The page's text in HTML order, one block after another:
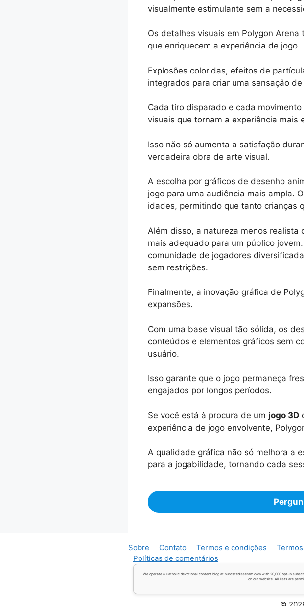
visualmente estimulante sem a
Os detalhes visuais em Polygon
que enriquecem a experiência de jogo.
Explosões coloridas, efeitos de
integrados para criar uma sensação
Cada tiro disparado e cada
visuais que tornam a experiência mais
Isso não só aumenta a satisfação
verdadeira obra de arte visual.
A escolha por gráficos de desenho
jogo para uma audiência mais ampla.
idades, permitindo que tanto crianças
Além disso, a natureza menos
mais adequado para um público
comunidade de jogadores
sem restrições.
Finalmente, a inovação gráfica de
expansões.
Com uma base visual tão sólida, os
conteúdos e elementos gráficos sem
usuário.
Isso garante que o jogo permaneça
engajados por longos períodos.
Se você está à procura de um jogo 3D
experiência de jogo envolvente,
A qualidade gráfica não só melhora a
para a jogabilidade, tornando cada
Sobre Contato Termos e condições
Políticas de comentários
We operate a Catholic devotional content blog at nuncatedisseram.com with 20,000 opt-in
on our website. All lists are